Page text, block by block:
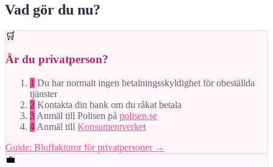
Vad gör du nu?
🛒
Är du privatperson?
1 Du har normalt ingen betalningsskyldighet för obeställda
tjänster
2 Kontakta din bank om du råkat betala
3 Anmäl till Polisen på polisen.se
4 Anmäl till Konsumentverket
Guide: Bluffakturor för privatpersoner →
💼